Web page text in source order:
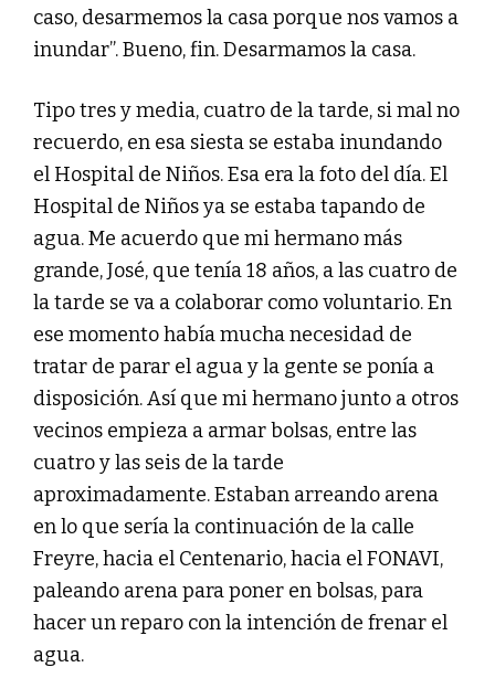
caso, desarmemos la casa porque nos vamos a
inundar”. Bueno, fin. Desarmamos la casa.
Tipo tres y media, cuatro de la tarde, si mal no
recuerdo, en esa siesta se estaba inundando
el Hospital de Niños. Esa era la foto del día. El
Hospital de Niños ya se estaba tapando de
agua. Me acuerdo que mi hermano más
grande, José, que tenía 18 años, a las cuatro de
la tarde se va a colaborar como voluntario. En
ese momento había mucha necesidad de
tratar de parar el agua y la gente se ponía a
disposición. Así que mi hermano junto a otros
vecinos empieza a armar bolsas, entre las
cuatro y las seis de la tarde
aproximadamente. Estaban arreando arena
en lo que sería la continuación de la calle
Freyre, hacia el Centenario, hacia el FONAVI,
paleando arena para poner en bolsas, para
hacer un reparo con la intención de frenar el
agua.